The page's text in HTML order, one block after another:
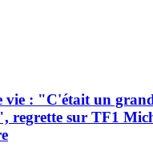
vie : "C'était un
regrette sur TF1